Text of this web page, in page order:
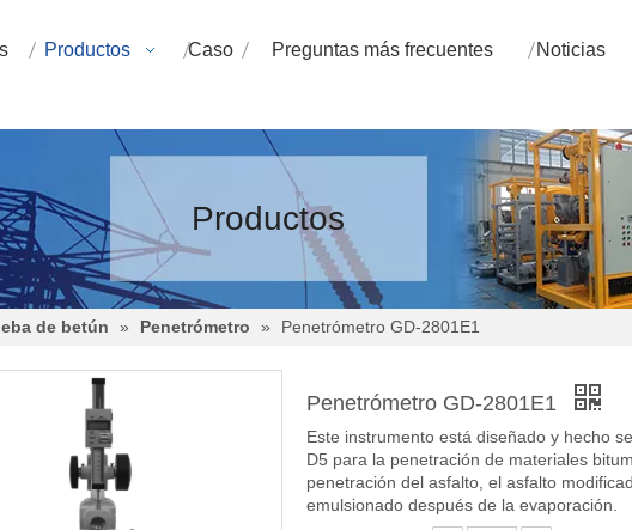
Productos Caso Preguntas más frecuentes Noticias
Productos
de betún » Penetrómetro » Penetrómetro GD-2801E1
Penetrómetro GD-2801E1
Este instrumento está diseñado y hecho
D5 para la penetración de materiales
penetración del asfalto, el asfalto
emulsionado después de la evaporación.